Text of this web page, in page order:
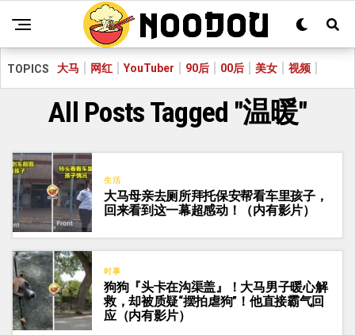
TOPICS 大马 网红 YouTuber 90后 00后 美女 视频
All Posts Tagged "温暖"
生活
大马母亲去厕所拜托保安帮看车里孩子，
回来看到这一幕超感动！（内有影片）
时事
狗狗『头卡在沟渠盖』！大马男子暖心解
救，却被质疑“摆拍虐狗”！他直接霸气回
应（内有影片）